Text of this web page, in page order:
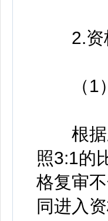
2.资
（1）
根据应
照3:1的
格复审
同进入